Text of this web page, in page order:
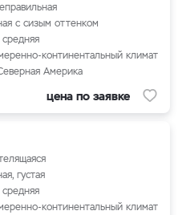
с сизым оттенком
средняя
континентальный климат
Америка
цена по заявке
густая
средняя
континентальный климат